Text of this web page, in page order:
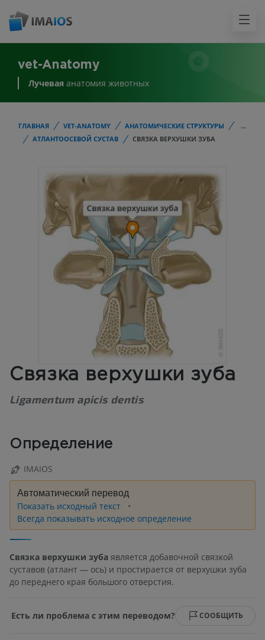
vet-Anatomy
Лучевая анатомия животных
ГЛАВНАЯ VET-ANATOMY АНАТОМИЧЕСКИЕ СТРУКТУРЫ
...
АТЛАНТООСЕВОЙ СУСТАВ
СВЯЗКА ВЕРХУШКИ ЗУБА
Связка верхушки зуба
Ligamentum apicis dentis
Определение
IMAIOS
Автоматический перевод
Показать исходный текст
Всегда показывать исходное определение
Связка верхушки зуба является добавочной связкой
суставов (атлант — ось) и простирается от верхушки зуба
до переднего края большого отверстия.
Есть ли проблема с этим переводом? СООБЩИТЬ